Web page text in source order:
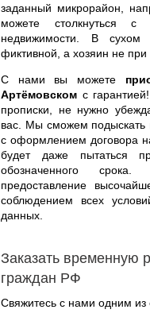
заданный микрорайон,
можете столкнуться с
недвижимости. В сухом
фиктивной, а хозяин не
С нами вы можете
Артёмовском с
прописки, не нужно
вас. Мы сможем подыскать
с оформлением договора
будет даже пытаться
обозначенного
предоставление
соблюдением всех
данных.
Заказать временную
граждан РФ
Свяжитесь с нами одним